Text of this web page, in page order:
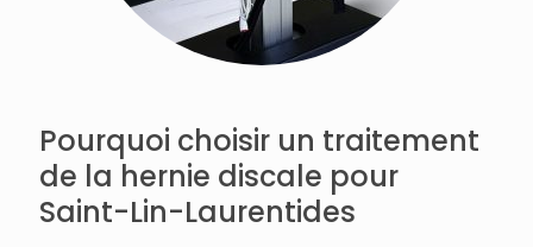
Pourquoi choisir un traitement
de la hernie discale pour
Saint-Lin-Laurentides